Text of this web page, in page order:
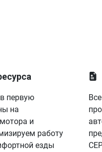
первую
на
и
работу
езды